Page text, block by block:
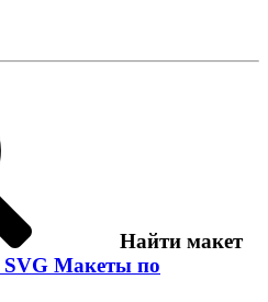
Найти макет
SVG Макеты по